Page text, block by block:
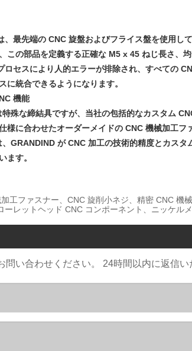
、最先端の CNC 旋盤およびフライス盤を使用し
この部品を定義する正確な M5 x 45 ねじ長さ、
ロセスにより人的エラーが排除され、すべての
に統合できるようになります。
機能
殊な締結具ですが、当社の包括的なカスタム
様に合わせたオーダーメイドの CNC 機械加工フ
GRANDIND が CNC 加工の技術的精度とカス
ます。
工ファスナー、CNC 旋削小ネジ、精密 CNC 機
ーレットヘッド CNC コンポーネント、ニッケル
い合わせください。 24時間以内に返信い